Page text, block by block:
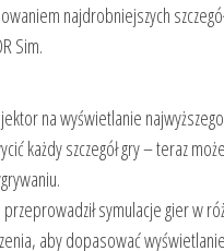
najdrobniejszych
Sim.
na wyświetlanie
każdy szczegół gry – teraz
symulacje gier w
aby dopasować